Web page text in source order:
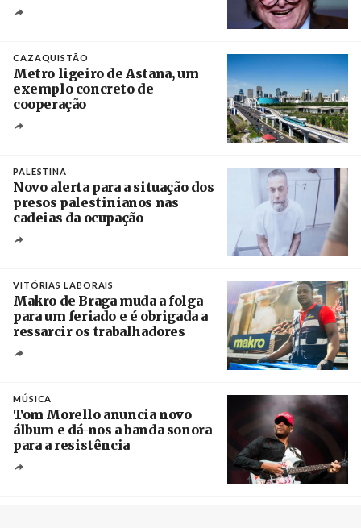
CAZAQUISTÃO
Metro ligeiro de Astana, um
exemplo concreto de
cooperação
PALESTINA
Novo alerta para a situação dos
presos palestinianos nas
cadeias da ocupação
VITÓRIAS LABORAIS
Makro de Braga muda a folga
para um feriado e é obrigada a
ressarcir os trabalhadores
MÚSICA
Tom Morello anuncia novo
álbum e dá-nos a banda sonora
para a resistência